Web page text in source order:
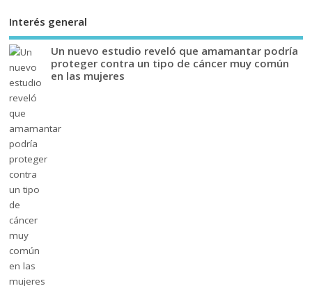
Interés general
Un nuevo estudio reveló que amamantar podría
proteger contra un tipo de cáncer muy común
en las mujeres